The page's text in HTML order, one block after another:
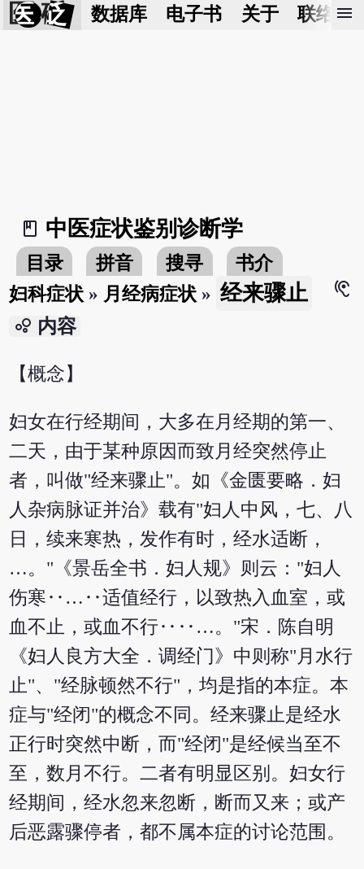
医 砭 数据库 电子书 关于 联络我
menu
book_2
中医症状鉴别诊断学
目录 拼音 搜寻
书介
妇科症状 » 月经病症状 » 经来骤止
hearing
bubble_chart 内容
【概念】
妇女在行经期间，大多在月经期的第一、
二天，由于某种原因而致月经突然停止
者，叫做"经来骤止"。如《金匮要略．妇
人杂病脉证并治》载有"妇人中风，七、八
日，续来寒热，发作有时，经水适断，
…。"《景岳全书．妇人规》则云："妇人
伤寒‥…‥适值经行，以致热入血室，或
血不止，或血不行‥‥…。"宋．陈自明
《妇人良方大全．调经门》中则称"月水行
止"、"经脉顿然不行"，均是指的本症。本
症与"经闭"的概念不同。经来骤止是经水
正行时突然中断，而"经闭"是经候当至不
至，数月不行。二者有明显区别。妇女行
经期间，经水忽来忽断，断而又来；或产
后恶露骤停者，都不属本症的讨论范围。